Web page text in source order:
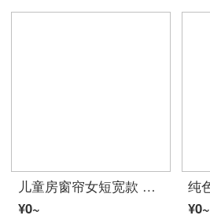
儿童房窗帘女短宽款 可爱卡通遮光小窗帘成品卧室飘窗免打孔短款隔热遮阳帘布料 彩虹小马：蓝色短帘 1片：2.5米*高2.0米，打孔式
¥0~
¥0~